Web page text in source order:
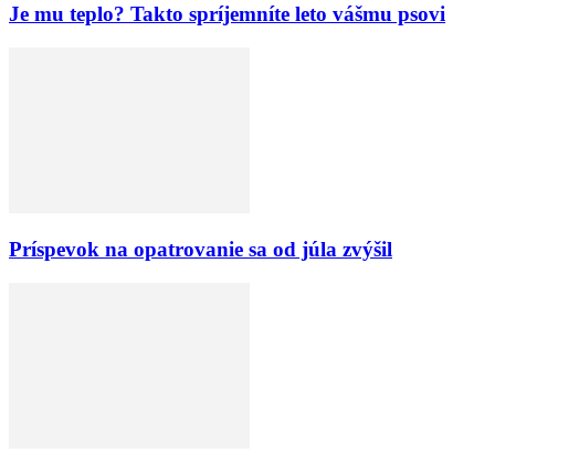
Je mu teplo? Takto spríjemníte leto vášmu psovi
Príspevok na opatrovanie sa od júla zvýšil